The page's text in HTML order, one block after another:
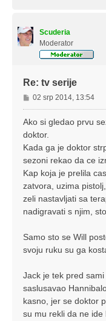
Scuderia
Moderator
Re: tv serije
P
o
s
02 srp 2014, 13:54
Ako si gledao prvu
doktor.
Kada ga je doktor
sezoni rekao da ce
Kap koja je prelila
zatvora, uzima
zeli nastavljati sa
nadigravati s njim,
Samo sto se Will
svoju ruku su ga
Jack je tek pred
saslusavao
kasno, jer se doktor
su mu rekli da ne